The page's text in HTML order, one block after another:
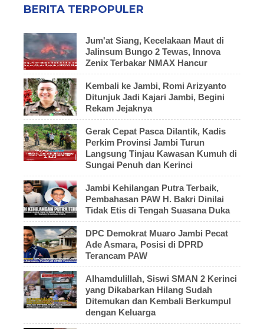
BERITA TERPOPULER
Jum'at Siang, Kecelakaan Maut di
Jalinsum Bungo 2 Tewas, Innova
Zenix Terbakar NMAX Hancur
Kembali ke Jambi, Romi Arizyanto
Ditunjuk Jadi Kajari Jambi, Begini
Rekam Jejaknya
Gerak Cepat Pasca Dilantik, Kadis
Perkim Provinsi Jambi Turun
Langsung Tinjau Kawasan Kumuh di
Sungai Penuh dan Kerinci
Jambi Kehilangan Putra Terbaik,
Pembahasan PAW H. Bakri Dinilai
Tidak Etis di Tengah Suasana Duka
DPC Demokrat Muaro Jambi Pecat
Ade Asmara, Posisi di DPRD
Terancam PAW
Alhamdulillah, Siswi SMAN 2 Kerinci
yang Dikabarkan Hilang Sudah
Ditemukan dan Kembali Berkumpul
dengan Keluarga